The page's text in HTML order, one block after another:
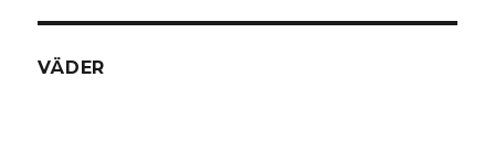
VÄDER